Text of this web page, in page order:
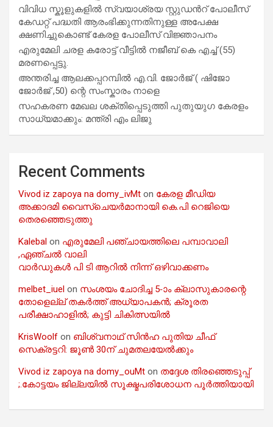
വിവിധ സ്കൂളുകളില്‍ സ്വയാശ്രയ സ്റ്റുഡന്‍റ് പോലീസ്
കേഡറ്റ് പദ്ധതി ആരംഭിക്കുന്നതിനുള്ള അപേക്ഷ
ക്ഷണിച്ചുകൊണ്ട് കേരള പോലീസ് വിജ്ഞാപനം
എരുമേലി ചരള കരോട്ട് വീട്ടിൽ നജീബ് കെ എച്ച് (55)
മരണപ്പെട്ടു.
അന്തരിച്ച ആ​ല​ക്ക​പ്പ​റമ്പിൽ​ എ.​വി. ജോ​ർ​ജ് ( ഷിജോ
ജോർജ് ,50) ന്റെ സംസ്കാരം നാളെ
സഹകരണ മേഖല ശക്തിപ്പെടുത്തി പുതുയുഗ കേരളം
സാധ്യമാക്കും: മന്ത്രി എം ലിജു
Recent Comments
Vivod iz zapoya na domy_ivMt on കേരള മീഡിയ
അക്കാദമി വൈസ്ചെയർമാനായി കെ.പി റെജിയെ
തെരഞ്ഞെടുത്തു
Kalebal on എരുമേലി പഞ്ചായത്തിലെ പമ്പാവാലി
,ഏഞ്ചൽ വാലി
വാർഡുകൾ പി ടി ആറിൽ നിന്ന് ഒഴിവാക്കണം
melbet_iuel on സംശയം ചോദിച്ച 5-ാം ക്ലാസുകാരന്റെ
തോളെല്ല് തകർത്ത് അധ്യാപകൻ; ക്രൂരത
പരീക്ഷാഹാളിൽ; കുട്ടി ചികിത്സയിൽ
KrisWoolf on ബിശ്വനാഥ് സിൻഹ പുതിയ ചീഫ്
സെക്രട്ടറി: ജൂൺ 30ന് ചുമതലയേൽക്കും
Vivod iz zapoya na domy_ouMt on തദ്ദേശ തിരഞ്ഞെടുപ്പ്
;.കോട്ടയം ജില്ലയിൽ സൂക്ഷ്മപരിശോധന പൂർത്തിയായി